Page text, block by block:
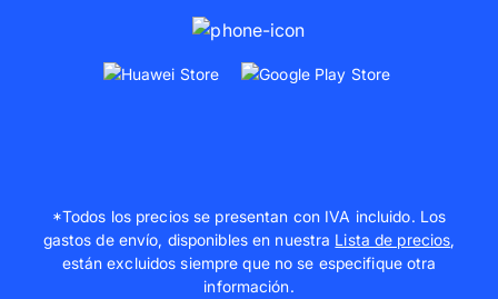
*Todos los precios se presentan con IVA incluido. Los
gastos de envío, disponibles en nuestra Lista de precios,
están excluidos siempre que no se especifique otra
información.